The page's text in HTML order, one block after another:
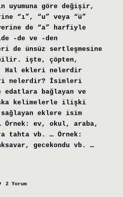
uyumuna göre değişir,
“ı”, “u” veya “ü”
de “a” harfiyle
-de ve -den
de ünsüz sertleşmesine
işte, çöpten,
Hal ekleri nelerdir
nelerdir? İsimleri
bağlayan ve
kelimelerle ilişki
eklere isim
ev, okul, araba,
tahta vb. … Örnek:
gecekondu vb. …
2 Yorum